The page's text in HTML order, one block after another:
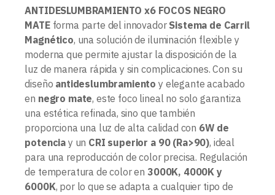
ANTIDESLUMBRAMIENTO x6 FOCOS NEGRO
MATEforma parte del innovador Sistema de Carril
Magnético, una solución de iluminación flexible y
moderna que permite ajustar la disposición de la
luz de manera rápida y sin complicaciones. Con su
diseño antideslumbramiento y elegante acabado
en negro mate, este foco lineal no solo garantiza
una estética refinada, sino que también
proporciona una luz de alta calidad con 6W de
potencia y un CRI superior a 90 (Ra>90), ideal
para una reproducción de color precisa. Regulación
de temperatura de color en 3000K, 4000K y
6000K, por lo que se adapta a cualquier tipo de